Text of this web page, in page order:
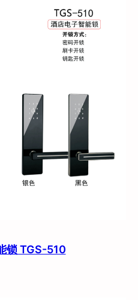
锁 TGS-510